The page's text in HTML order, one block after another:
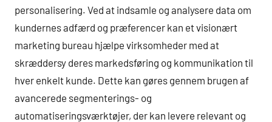
personalisering. Ved at indsamle og analysere data om
kundernes adfærd og præferencer kan et visionært
marketing bureau hjælpe virksomheder med at
skræddersy deres markedsføring og kommunikation til
hver enkelt kunde. Dette kan gøres gennem brugen af
avancerede segmenterings- og
automatiseringsværktøjer, der kan levere relevant og